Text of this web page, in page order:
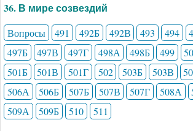
36. В мире созвездий
Вопросы 491 492Б 492В 493 494
497Б
497В 497Г 498А 498Б 499
501Б
501В 501Г 502 503Б 503В
506А
506Б 507Б 507В 507Г 508А
509А
509Б 510 511